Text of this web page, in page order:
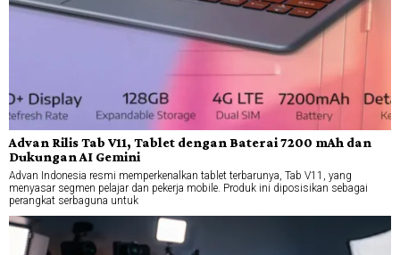
Advan Rilis Tab V11, Tablet dengan Baterai 7200 mAh dan
Dukungan AI Gemini
Advan Indonesia resmi memperkenalkan tablet terbarunya, Tab V11, yang
menyasar segmen pelajar dan pekerja mobile. Produk ini diposisikan sebagai
perangkat serbaguna untuk